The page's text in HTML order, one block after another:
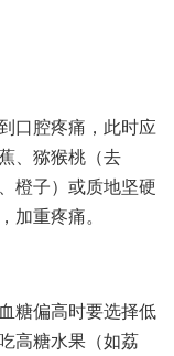
口腔疼痛，此时应
、猕猴桃（去
橙子）或质地坚硬
加重疼痛。
糖偏高时要选择低
高糖水果（如荔